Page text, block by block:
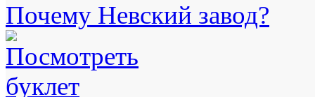
Почему Невский завод?